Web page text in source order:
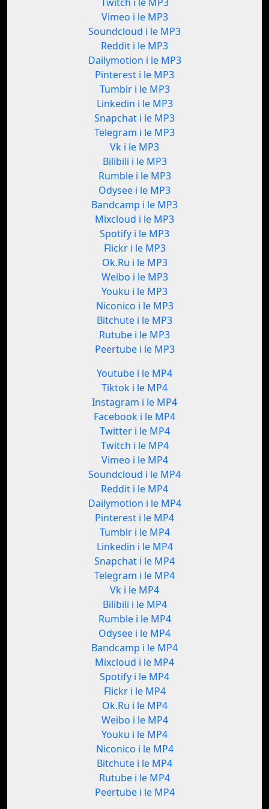
Vimeo i le MP3
Soundcloud i le MP3
Reddit i le MP3
Dailymotion i le MP3
Pinterest i le MP3
Tumblr i le MP3
Linkedin i le MP3
Snapchat i le MP3
Telegram i le MP3
Vk i le MP3
Bilibili i le MP3
Rumble i le MP3
Odysee i le MP3
Bandcamp i le MP3
Mixcloud i le MP3
Spotify i le MP3
Flickr i le MP3
Ok.Ru i le MP3
Weibo i le MP3
Youku i le MP3
Niconico i le MP3
Bitchute i le MP3
Rutube i le MP3
Peertube i le MP3
Youtube i le MP4
Tiktok i le MP4
Instagram i le MP4
Facebook i le MP4
Twitter i le MP4
Twitch i le MP4
Vimeo i le MP4
Soundcloud i le MP4
Reddit i le MP4
Dailymotion i le MP4
Pinterest i le MP4
Tumblr i le MP4
Linkedin i le MP4
Snapchat i le MP4
Telegram i le MP4
Vk i le MP4
Bilibili i le MP4
Rumble i le MP4
Odysee i le MP4
Bandcamp i le MP4
Mixcloud i le MP4
Spotify i le MP4
Flickr i le MP4
Ok.Ru i le MP4
Weibo i le MP4
Youku i le MP4
Niconico i le MP4
Bitchute i le MP4
Rutube i le MP4
Peertube i le MP4